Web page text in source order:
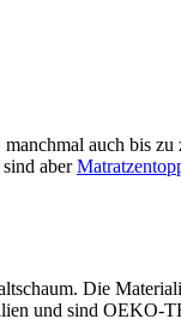
auch bis
aber
Die
und sind OEKO-